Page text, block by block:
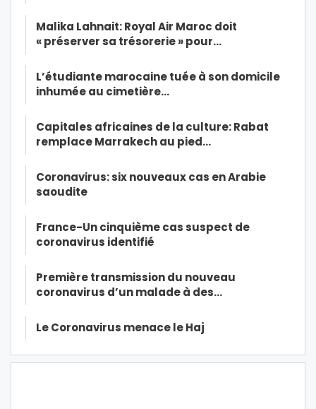
Malika Lahnait: Royal Air Maroc doit
« préserver sa trésorerie » pour…
L’étudiante marocaine tuée à son domicile
inhumée au cimetière…
Capitales africaines de la culture: Rabat
remplace Marrakech au pied…
Coronavirus: six nouveaux cas en Arabie
saoudite
France-Un cinquième cas suspect de
coronavirus identifié
Première transmission du nouveau
coronavirus d’un malade à des…
Le Coronavirus menace le Haj